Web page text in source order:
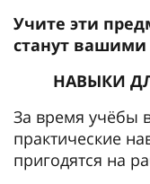
Учите эти
станут
НАВЫКИ
За время учёбы
практические
пригодятся на